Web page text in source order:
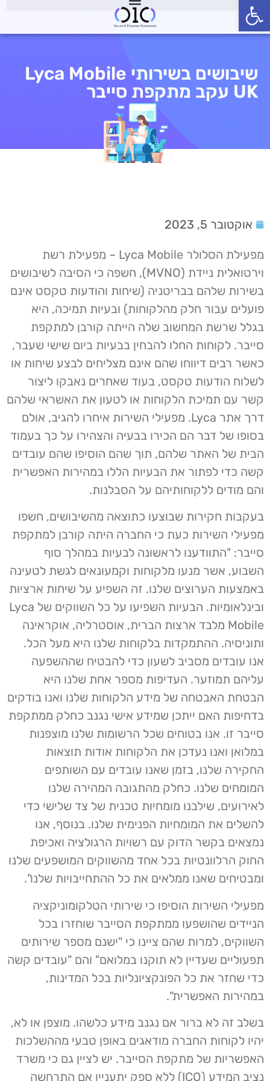
פתח סרגל נגישות
שיבושים בשירותי Lyca Mobile
UK עקב מתקפת סייבר
אוקטובר 5, 2023
מפעילת הסלולר Lyca Mobile – מפעילת רשת
וירטואלית ניידת (MVNO), חשפה כי הסיבה לשיבושים
בשירות שלהם בבריטניה (שיחות והודעות טקסט אינם
פועלים עבור חלק מהלקוחות) ובעיות תמיכה, היא
בגלל שרשת המחשוב שלה הייתה קורבן למתקפת
סייבר. לקוחות החלו להבחין בבעיות ביום שישי שעבר,
כאשר רבים דיווחו שהם אינם מצליחים לבצע שיחות או
לשלוח הודעות טקסט, בעוד שאחרים נאבקו ליצור
קשר עם תמיכת הלקוחות או לטעון את האשראי שלהם
דרך אתר Lyca. מפעילי השירות איחרו להגיב, אולם
בסופו של דבר הם הכירו בבעיה והצהירו על כך בעמוד
הבית של האתר שלהם, תוך שהם הוסיפו שהם עובדים
קשה כדי לפתור את הבעיות הללו במהירות האפשרית
והם מודים ללקוחותיהם על הסבלנות.
בעקבות חקירות שבוצעו כתוצאה מהשיבושים, חשפו
מפעילי השירות כעת כי החברה היתה קורבן למתקפת
סייבר: "התוודענו לראשונה לבעיות במהלך סוף
השבוע, אשר מנעו מלקוחות וקמעונאים לגשת לטעינה
באמצעות הערוצים שלנו. זה השפיע על שיחות ארציות
ובינלאומיות. הבעיות השפיעו על כל השווקים של Lyca
Mobile מלבד ארצות הברית, אוסטרליה, אוקראינה
ותוניסיה. ההתמקדות בלקוחות שלנו היא מעל הכל.
אנו עובדים מסביב לשעון כדי להבטיח שההשפעה
עליהם תמוזער. העדיפות מספר אחת שלנו היא
הבטחת האבטחה של מידע הלקוחות שלנו ואנו בודקים
בדחיפות האם ייתכן שמידע אישי נגנב כחלק ממתקפת
סייבר זו. אנו בטוחים שכל הרשומות שלנו מוצפנות
במלואן ואנו נעדכן את הלקוחות אודות תוצאות
החקירה שלנו, בזמן שאנו עובדים עם השותפים
המומחים שלנו. כחלק מהתגובה המהירה שלנו
לאירועים, שילבנו מומחיות טכנית של צד שלישי כדי
להשלים את המומחיות הפנימית שלנו. בנוסף, אנו
נמצאים בקשר הדוק עם רשויות הרגולציה ואכיפת
החוק הרלוונטיות בכל אחד מהשווקים המושפעים שלנו
ומבטיחים שאנו ממלאים את כל ההתחייבויות שלנו".
מפעילי השירות הוסיפו כי שירותי הטלקומוניקציה
הניידים שהושפעו ממתקפת הסייבר שוחזרו בכל
השווקים, למרות שהם ציינו כי "ישנם מספר שירותים
תפעוליים שעדיין לא תוקנו במלואם" והם "עובדים קשה
כדי שחזר את כל הפונקציונליות בכל המדינות,
במהירות האפשרית".
בשלב זה לא ברור אם נגנב מידע כלשהו. מוצפן או לא,
יהיו לקוחות החברה מודאגים באופן טבעי מההשלכות
האפשריות של מתקפת הסייבר. יש לציין גם כי משרד
נציב המידע (ICO) ללא ספק יתעניין אם התרחשה